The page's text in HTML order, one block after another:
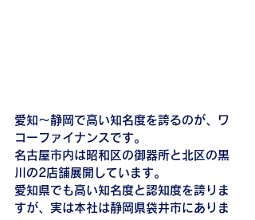
愛知〜静岡で高い知名度を誇るのが、ワ
コーファイナンスです。
名古屋市内は昭和区の御器所と北区の黒
川の2店舗展開しています。
愛知県でも高い知名度と認知度を誇りま
すが、実は本社は静岡県袋井市にありま